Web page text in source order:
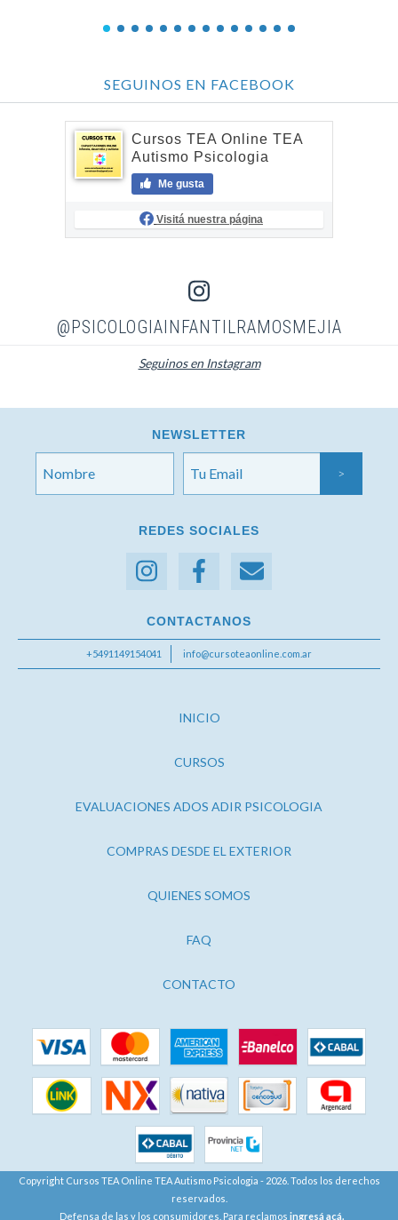
SEGUINOS EN FACEBOOK
Cursos TEA Online TEA
Autismo Psicologia
Me gusta
Visitá nuestra página
@PSICOLOGIAINFANTILRAMOSMEJIA
Seguinos en Instagram
NEWSLETTER
REDES SOCIALES
CONTACTANOS
+5491149154041 info@cursoteaonline.com.ar
INICIO
CURSOS
EVALUACIONES ADOS ADIR PSICOLOGIA
COMPRAS DESDE EL EXTERIOR
QUIENES SOMOS
FAQ
CONTACTO
Copyright Cursos TEA Online TEA Autismo Psicologia - 2026. Todos los derechos
reservados.
Defensa de las y los consumidores. Para reclamos ingresá acá.